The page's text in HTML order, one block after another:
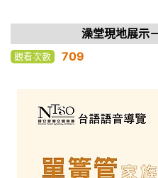
澡堂現地展示
觀看次數 709